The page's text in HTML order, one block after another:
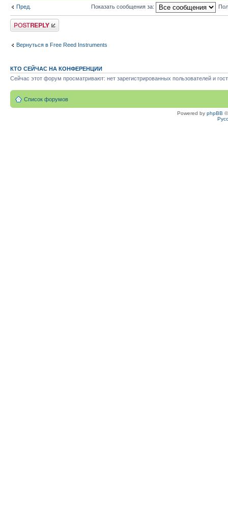
Пред. Показать сообщения за:
Ответить
Вернуться в Free Reed Instruments
КТО СЕЙЧАС НА КОНФЕРЕНЦИИ
Сейчас этот форум просматривают: нет зарегистрированных пользователей и
Список форумов
Powered by phpBB